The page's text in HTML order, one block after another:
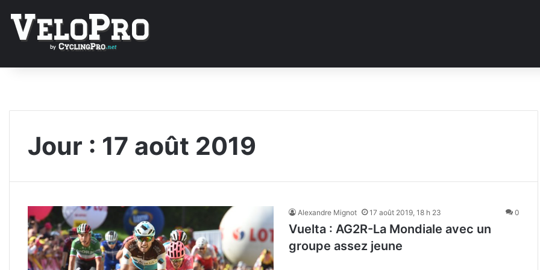
Jour : 17 août 2019
Alexandre Mignot 17 août 2019, 18 h 23 0
Vuelta : AG2R-La Mondiale avec un
groupe assez jeune